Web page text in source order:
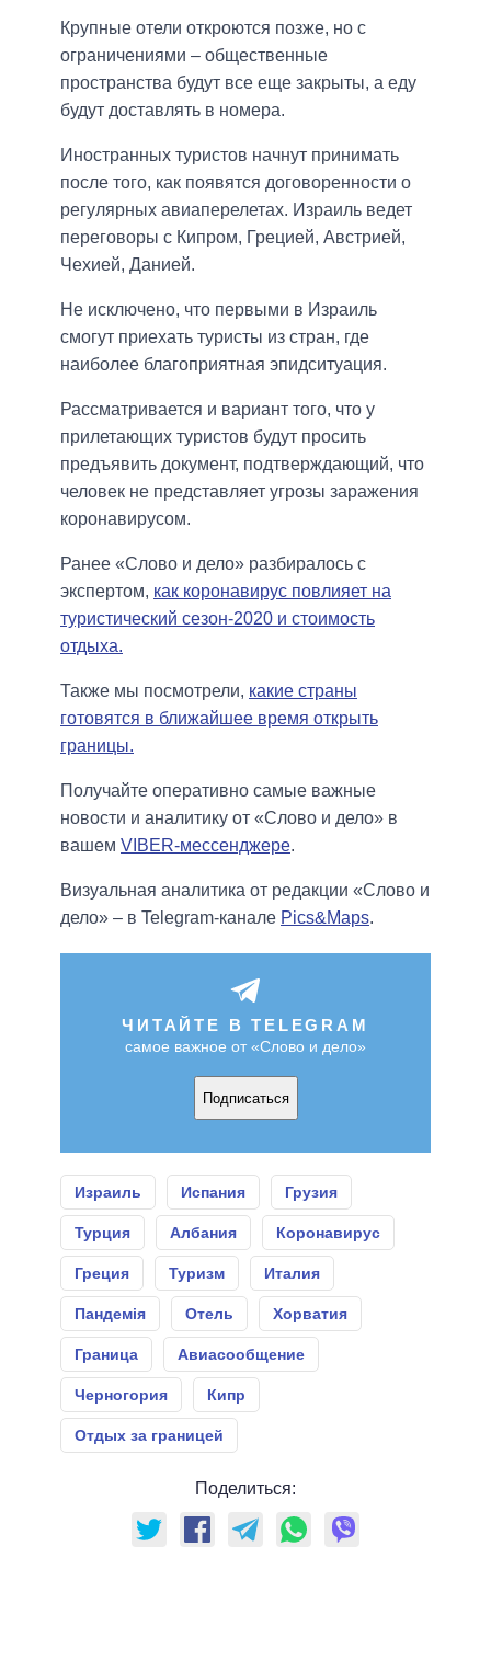
Крупные отели откроются позже, но с
ограничениями – общественные
пространства будут все еще закрыты, а еду
будут доставлять в номера.
Иностранных туристов начнут принимать
после того, как появятся договоренности о
регулярных авиаперелетах. Израиль ведет
переговоры с Кипром, Грецией, Австрией,
Чехией, Данией.
Не исключено, что первыми в Израиль
смогут приехать туристы из стран, где
наиболее благоприятная эпидситуация.
Рассматривается и вариант того, что у
прилетающих туристов будут просить
предъявить документ, подтверждающий, что
человек не представляет угрозы заражения
коронавирусом.
Ранее «Слово и дело» разбиралось с
экспертом, как коронавирус повлияет на
туристический сезон-2020 и стоимость
отдыха.
Также мы посмотрели, какие страны
готовятся в ближайшее время открыть
границы.
Получайте оперативно самые важные
новости и аналитику от «Слово и дело» в
вашем VIBER-мессенджере.
Визуальная аналитика от редакции «Слово и
дело» – в Telegram-канале Pics&Maps.
ЧИТАЙТЕ В TELEGRAM
самое важное от «Слово и дело»
Подписаться
Израиль Испания Грузия
Турция Албания Коронавирус
Греция Туризм Италия
Пандемія Отель Хорватия
Граница Авиасообщение
Черногория Кипр
Отдых за границей
Поделиться: